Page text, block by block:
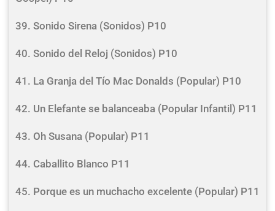
39. Sonido Sirena (Sonidos) P10
40. Sonido del Reloj (Sonidos) P10
41. La Granja del Tío Mac Donalds (Popular) P10
42. Un Elefante se balanceaba (Popular Infantil) P11
43. Oh Susana (Popular) P11
44. Caballito Blanco P11
45. Porque es un muchacho excelente (Popular) P11